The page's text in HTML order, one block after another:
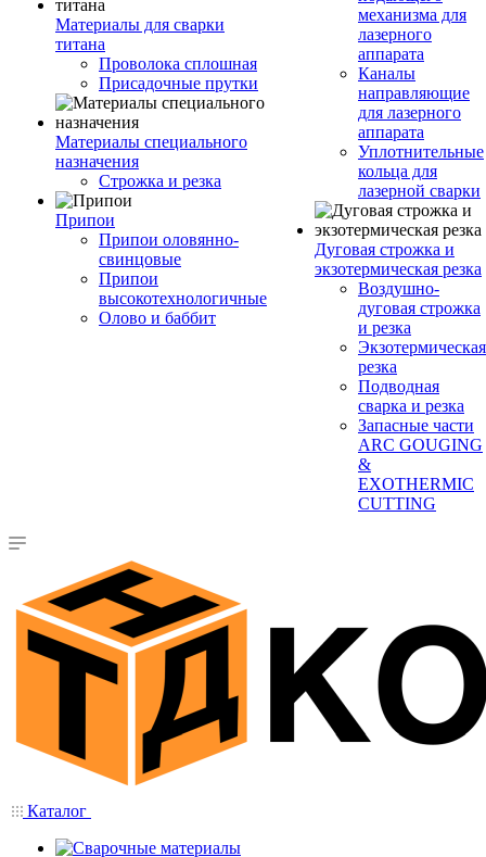
Материалы для сварки
титана
Проволока сплошная
Присадочные прутки
Материалы специального
назначения
Строжка и резка
Припои
Припои оловянно-
свинцовые
Припои
высокотехнологичные
Олово и баббит
механизма для
лазерного
аппарата
Каналы
направляющие
для лазерного
аппарата
Уплотнительные
кольца для
лазерной сварки
Дуговая строжка и
экзотермическая резка
Воздушно-
дуговая строжка
и резка
Экзотермическая
резка
Подводная
сварка и резка
Запасные части
ARC GOUGING
&
EXOTHERMIC
CUTTING
Каталог